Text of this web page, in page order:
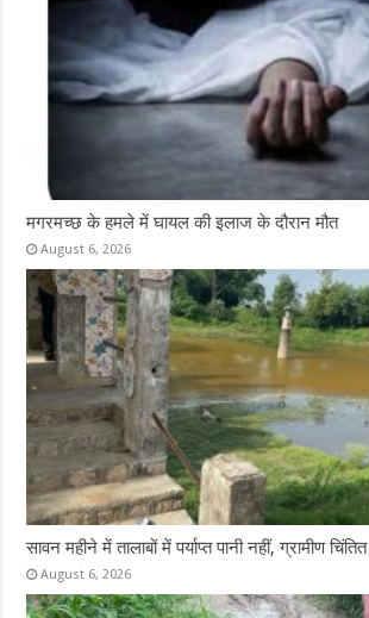
मगरमच्छ के हमले में घायल की इलाज के दौरान मौत
August 6, 2026
सावन महीने में तालाबों में पर्याप्त पानी नहीं, ग्रामीण चिंतित
August 6, 2026